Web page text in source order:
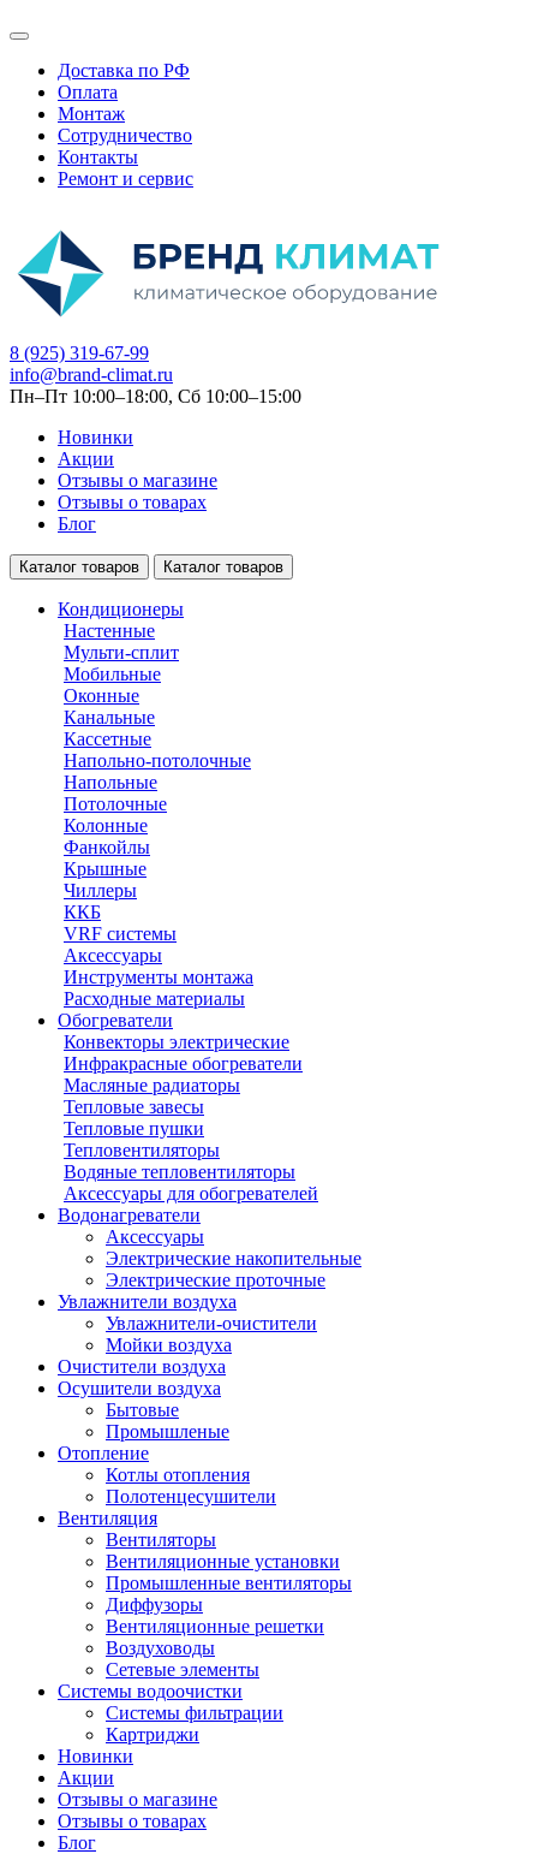
Доставка по РФ
Оплата
Монтаж
Сотрудничество
Контакты
Ремонт и сервис
8 (925) 319-67-99
info@brand-climat.ru
Пн–Пт 10:00–18:00, Сб 10:00–15:00
Новинки
Акции
Отзывы о магазине
Отзывы о товарах
Блог
Каталог товаров Каталог товаров
Кондиционеры
Настенные
Мульти-сплит
Мобильные
Оконные
Канальные
Кассетные
Напольно-потолочные
Напольные
Потолочные
Колонные
Фанкойлы
Крышные
Чиллеры
ККБ
VRF системы
Аксессуары
Инструменты монтажа
Расходные материалы
Обогреватели
Конвекторы электрические
Инфракрасные обогреватели
Масляные радиаторы
Тепловые завесы
Тепловые пушки
Тепловентиляторы
Водяные тепловентиляторы
Аксессуары для обогревателей
Водонагреватели
Аксессуары
Электрические накопительные
Электрические проточные
Увлажнители воздуха
Увлажнители-очистители
Мойки воздуха
Очистители воздуха
Осушители воздуха
Бытовые
Промышленые
Отопление
Котлы отопления
Полотенцесушители
Вентиляция
Вентиляторы
Вентиляционные установки
Промышленные вентиляторы
Диффузоры
Вентиляционные решетки
Воздуховоды
Сетевые элементы
Системы водоочистки
Системы фильтрации
Картриджи
Новинки
Акции
Отзывы о магазине
Отзывы о товарах
Блог